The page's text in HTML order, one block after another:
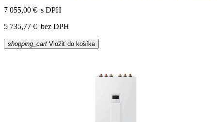
7 055,00 € s DPH
5 735,77 € bez DPH
shopping_cart Vložiť do košíka